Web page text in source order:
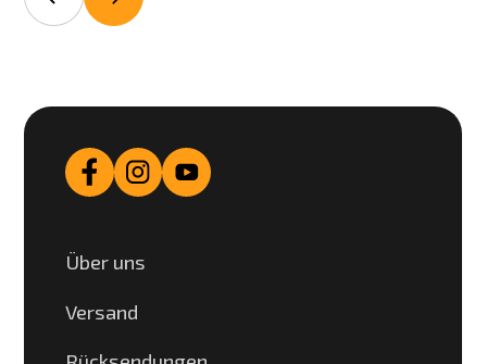
Über uns
Versand